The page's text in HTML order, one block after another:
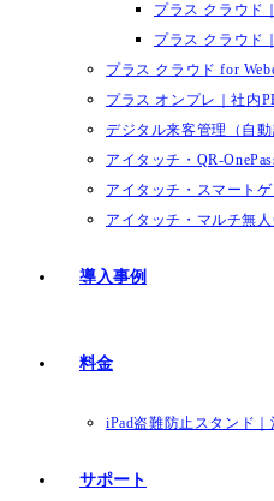
プラス クラウド
プラス クラウド
プラス クラウド for
プラス オンプレ｜社内
デジタル来客管理（自動
アイタッチ・QR-
アイタッチ・スマートゲ
アイタッチ・マルチ無
導入事例
料金
iPad盗難防止スタンド｜
サポート